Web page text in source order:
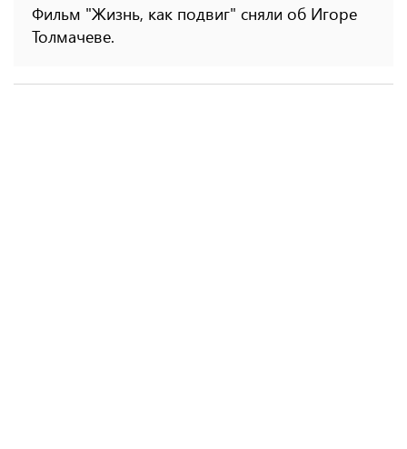
Фильм "Жизнь, как подвиг" сняли об Игоре
Толмачеве.